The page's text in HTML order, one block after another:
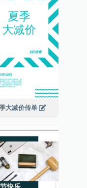
大减价传单